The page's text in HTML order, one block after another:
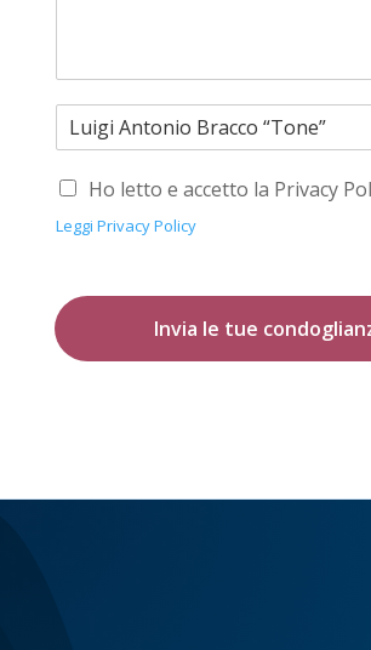
Ho letto e accetto la Privacy
Leggi Privacy Policy
Invia le tue